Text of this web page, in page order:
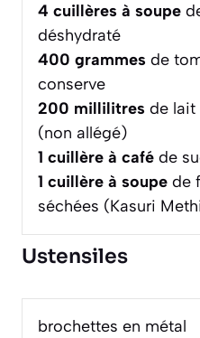
4 cuillères à soupe
déshydraté
400 grammes de
conserve
200 millilitres de lait
(non allégé)
1 cuillère à café de
1 cuillère à soupe de
séchées (Kasuri
Ustensiles
brochettes en métal